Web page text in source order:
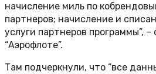
начисление миль по
партнеров; начисление и
услуги партнеров программы”,
“Аэрофлоте”.
Там подчеркнули, что “все